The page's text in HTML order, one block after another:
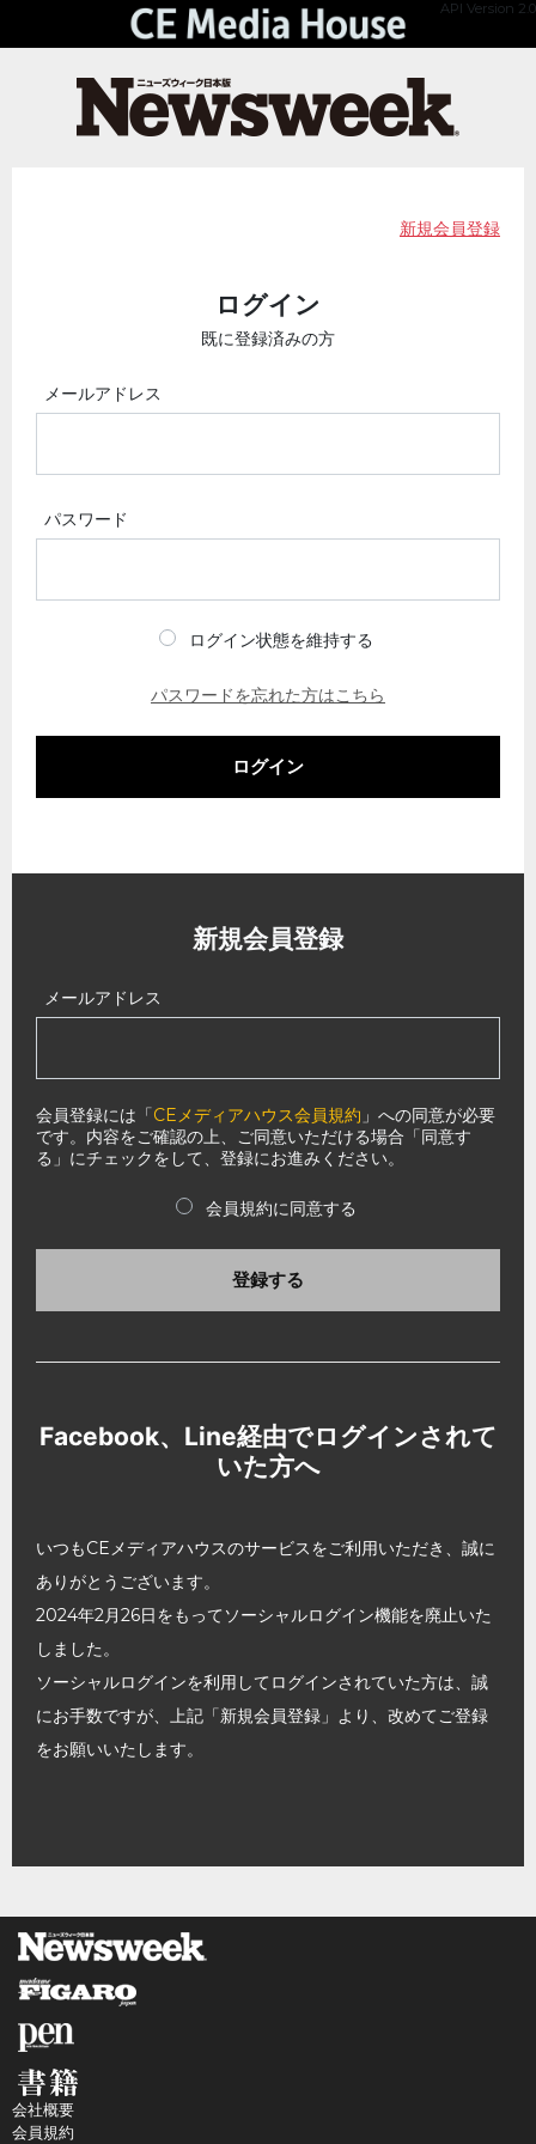
API Version 2.0
新規会員登録
ログイン
既に登録済みの方
メールアドレス
パスワード
ログイン状態を維持する
パスワードを忘れた方はこちら
ログイン
新規会員登録
メールアドレス
会員登録には「CEメディアハウス会員規約 」への同意が必要
です。内容をご確認の上、ご同意いただける場合「同意す
る」にチェックをして、登録にお進みください。
会員規約に同意する
登録する
Facebook、Line経由でログインされて
いた方へ
いつもCEメディアハウスのサービスをご利用いただき、誠に
ありがとうございます。
2024年2月26日をもってソーシャルログイン機能を廃止いた
しました。
ソーシャルログインを利用してログインされていた方は、誠
にお手数ですが、上記「新規会員登録」より、改めてご登録
をお願いいたします。
会社概要
会員規約